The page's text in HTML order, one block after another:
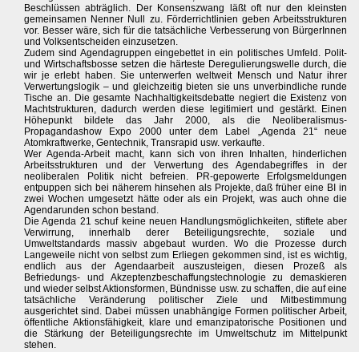
Beschlüssen abträglich. Der Konsenszwang läßt oft nur den kleinsten
gemeinsamen Nenner Null zu. Förderrichtlinien geben Arbeitsstrukturen
vor. Besser wäre, sich für die tatsächliche Verbesserung von BürgerInnen
und Volksentscheiden einzusetzen.
Zudem sind Agendagruppen eingebettet in ein politisches Umfeld. Polit-
und Wirtschaftsbosse setzen die härteste Deregulierungswelle durch, die
wir je erlebt haben. Sie unterwerfen weltweit Mensch und Natur ihrer
Verwertungslogik – und gleichzeitig bieten sie uns unverbindliche runde
Tische an. Die gesamte Nachhaltigkeitsdebatte negiert die Existenz von
Machtstrukturen, dadurch werden diese legitimiert und gestärkt. Einen
Höhepunkt bildete das Jahr 2000, als die Neoliberalismus-
Propagandashow Expo 2000 unter dem Label „Agenda 21“ neue
Atomkraftwerke, Gentechnik, Transrapid usw. verkaufte.
Wer Agenda-Arbeit macht, kann sich von ihren Inhalten, hinderlichen
Arbeitsstrukturen und der Verwertung des Agendabegriffes in der
neoliberalen Politik nicht befreien. PR-gepowerte Erfolgsmeldungen
entpuppen sich bei näherem hinsehen als Projekte, daß früher eine BI in
zwei Wochen umgesetzt hätte oder als ein Projekt, was auch ohne die
Agendarunden schon bestand.
Die Agenda 21 schuf keine neuen Handlungsmöglichkeiten, stiftete aber
Verwirrung, innerhalb derer Beteiligungsrechte, soziale und
Umweltstandards massiv abgebaut wurden. Wo die Prozesse durch
Langeweile nicht von selbst zum Erliegen gekommen sind, ist es wichtig,
endlich aus der Agendaarbeit auszusteigen, diesen Prozeß als
Befriedungs- und Akzeptenzbeschaffungstechnologie zu demaskieren
und wieder selbst Aktionsformen, Bündnisse usw. zu schaffen, die auf eine
tatsächliche Veränderung politischer Ziele und Mitbestimmung
ausgerichtet sind. Dabei müssen unabhängige Formen politischer Arbeit,
öffentliche Aktionsfähigkeit, klare und emanzipatorische Positionen und
die Stärkung der Beteiligungsrechte im Umweltschutz im Mittelpunkt
stehen.